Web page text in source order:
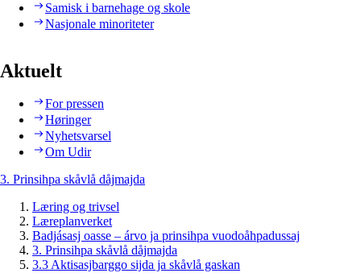
Samisk i barnehage og skole
Nasjonale minoriteter
Aktuelt
For pressen
Høringer
Nyhetsvarsel
Om Udir
3. Prinsihpa skåvlå dåjmajda
Læring og trivsel
Læreplanverket
Badjásasj oasse – árvo ja prinsihpa vuodoåhpadussaj
3. Prinsihpa skåvlå dåjmajda
3.3 Aktisasjbarggo sijda ja skåvlå gaskan